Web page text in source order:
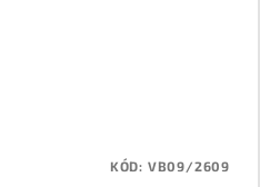
KÓD: VB09/2609